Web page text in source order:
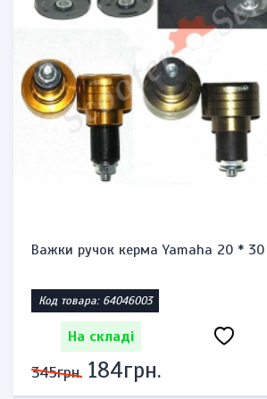
Важки ручок керма Yamaha 20 *
Код товара: 64046003
На складі
345грн. 184грн.